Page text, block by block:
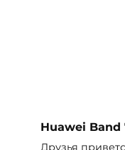
Huawei Band
Друзья